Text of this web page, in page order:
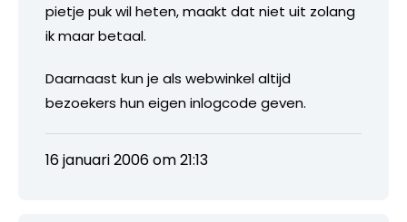
pietje puk wil heten, maakt dat niet uit zolang
ik maar betaal.
Daarnaast kun je als webwinkel altijd
bezoekers hun eigen inlogcode geven.
16 januari 2006 om 21:13